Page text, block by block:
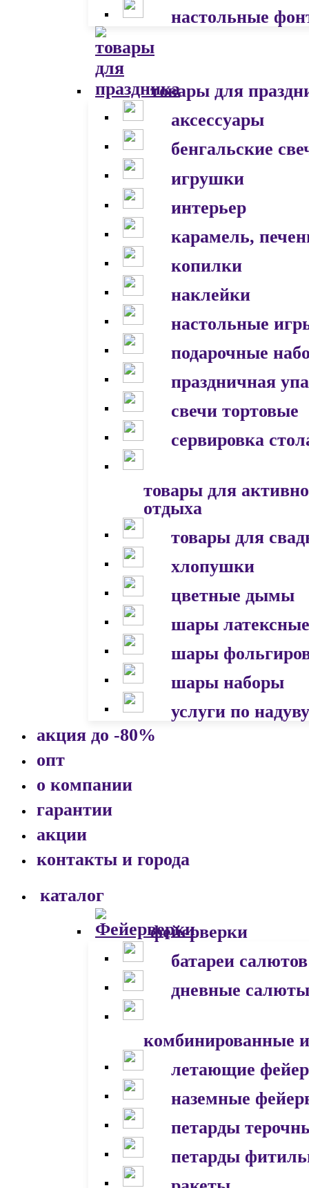
настольные
товары для
аксессуары
бенгальские
игрушки
интерьер
карамель,
копилки
наклейки
настольные
подарочные
праздничная
свечи тортовые
сервировка
товары для
отдыха
товары для
хлопушки
цветные дымы
шары латексные
шары
шары наборы
услуги по надуву
акция до -80%
опт
о компании
гарантии
акции
контакты и города
каталог
фейерверки
батареи салютов
дневные салюты
комбинированные
летающие
наземные
петарды
петарды